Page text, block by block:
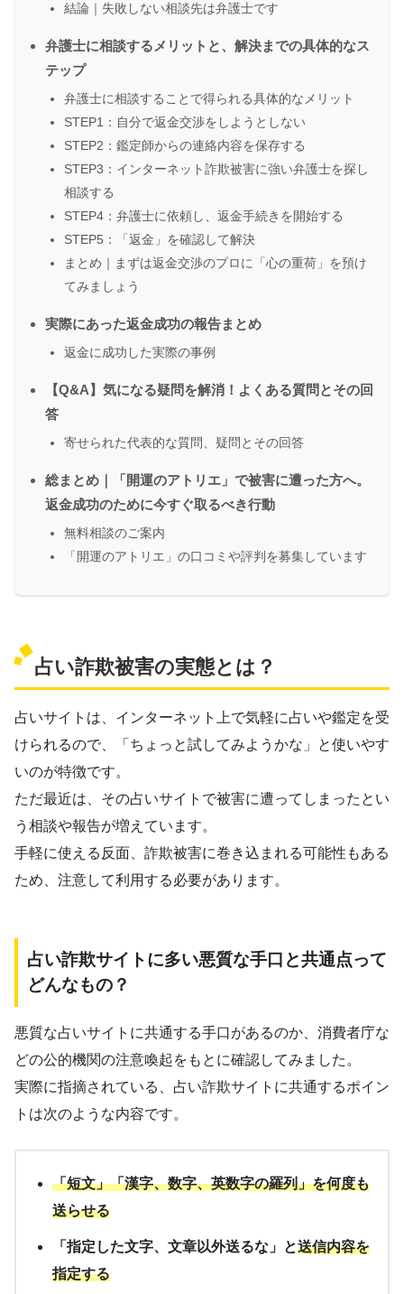
結論｜失敗しない相談先は弁護士です
弁護士に相談するメリットと、解決までの具体的なス
テップ
弁護士に相談することで得られる具体的なメリット
STEP1：自分で返金交渉をしようとしない
STEP2：鑑定師からの連絡内容を保存する
STEP3：インターネット詐欺被害に強い弁護士を探し
相談する
STEP4：弁護士に依頼し、返金手続きを開始する
STEP5：「返金」を確認して解決
まとめ｜まずは返金交渉のプロに「心の重荷」を預け
てみましょう
実際にあった返金成功の報告まとめ
返金に成功した実際の事例
【Q&A】気になる疑問を解消！よくある質問とその回
答
寄せられた代表的な質問、疑問とその回答
総まとめ｜「開運のアトリエ」で被害に遭った方へ。
返金成功のために今すぐ取るべき行動
無料相談のご案内
「開運のアトリエ」の口コミや評判を募集しています
占い詐欺被害の実態とは？
占いサイトは、インターネット上で気軽に占いや鑑定を受
けられるので、「ちょっと試してみようかな」と使いやす
いのが特徴です。
ただ最近は、その占いサイトで被害に遭ってしまったとい
う相談や報告が増えています。
手軽に使える反面、詐欺被害に巻き込まれる可能性もある
ため、注意して利用する必要があります。
占い詐欺サイトに多い悪質な手口と共通点って
どんなもの？
悪質な占いサイトに共通する手口があるのか、消費者庁な
どの公的機関の注意喚起をもとに確認してみました。
実際に指摘されている、占い詐欺サイトに共通するポイン
トは次のような内容です。
「短文」「漢字、数字、英数字の羅列」を何度も
送らせる
「指定した文字、文章以外送るな」と送信内容を
指定する